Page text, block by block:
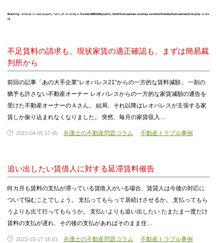
Warning: Attempt to read property "term_id" on string in /home/r3893160/public_html/fudosanlaw.com/wp-content/themes/fudosan/archive.php on line
11
不足賃料の請求も、現状家賃の適正確認も、まずは簡易裁
判所から
前回の記事「あの大手企業“レオパレス21”からの一方的な賃料減額」 一刻の
猶予も許さない不動産オーナー レオパレスからの一方的な家賃減額の通告を
受けた不動産オーナーのＡさん。 結局、それ以降はレオパレスが主張する家
賃しか振り込まれなくなりました。 突然、毎月の家賃収入…
2022-04-05 17:45 弁護士の不動産問題コラム 不動産トラブル事例
追い出したい賃借人に対する延滞賃料催告
何カ月も賃料の支払が滞っている賃借人がいる場合、賃貸人は今後の対応に
ついて悩むことでしょう。 支払ってもらって居続けさせるか。 支払ってもら
うよりも出て行ってもらうか。 支払いよりも追い出したい たまたま一度だけ
賃料の支払が遅れ、その後の支払があればそのまま住…
2022-03-17 16:03 弁護士の不動産問題コラム 不動産トラブル事例